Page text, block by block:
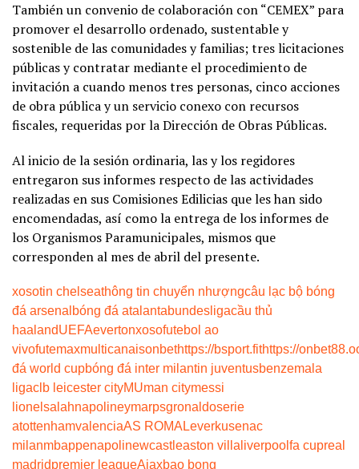
También un convenio de colaboración con “CEMEX” para
promover el desarrollo ordenado, sustentable y
sostenible de las comunidades y familias; tres licitaciones
públicas y contratar mediante el procedimiento de
invitación a cuando menos tres personas, cinco acciones
de obra pública y un servicio conexo con recursos
fiscales, requeridas por la Dirección de Obras Públicas.
Al inicio de la sesión ordinaria, las y los regidores
entregaron sus informes respecto de las actividades
realizadas en sus Comisiones Edilicias que les han sido
encomendadas, así como la entrega de los informes de
los Organismos Paramunicipales, mismos que
corresponden al mes de abril del presente.
xosotin chelseathông tin chuyển nhượngcâu lạc bộ bóng
đá arsenal bóng đá atalantabundesligacầu thủ
haalandUEFAevertonxosofutebol ao
vivofutemaxmulticanaisonbethttps://bsport.fithttps://
đá world cupbóng đá inter milantin juventusbenzema la
ligaclb leicester cityMUman citymessi
lionel salahnapolineymarpsgronaldoserie
atottenhamvalenciaAS ROMA Leverkusenac
milanmbappenapolinewcastleaston villa liverpool fa cupreal
madridpremier leagueAjaxbao bong